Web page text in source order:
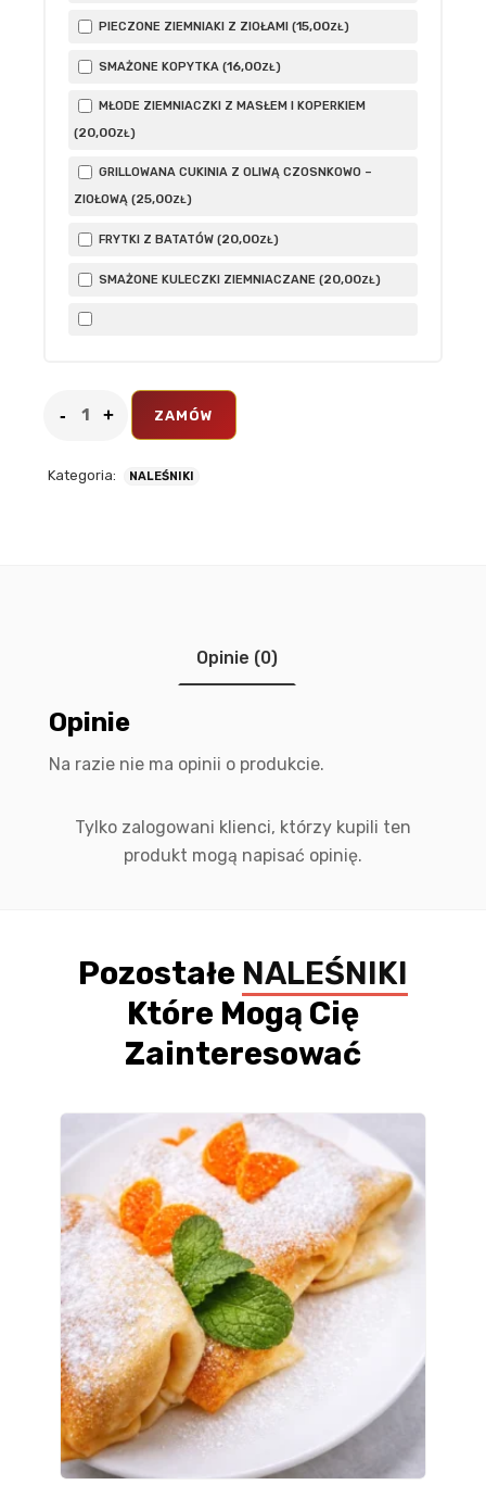
PIECZONE ZIEMNIAKI Z ZIOŁAMI (15,00ZŁ)
SMAŻONE KOPYTKA (16,00ZŁ)
MŁODE ZIEMNIACZKI Z MASŁEM I KOPERKIEM
(20,00ZŁ)
GRILLOWANA CUKINIA Z OLIWĄ CZOSNKOWO –
ZIOŁOWĄ (25,00ZŁ)
FRYTKI Z BATATÓW (20,00ZŁ)
SMAŻONE KULECZKI ZIEMNIACZANE (20,00ZŁ)
ZAMÓW
Kategoria: NALEŚNIKI
Opinie (0)
Opinie
Na razie nie ma opinii o produkcie.
Tylko zalogowani klienci, którzy kupili ten
produkt mogą napisać opinię.
Pozostałe NALEŚNIKI
Które Mogą Cię
Zainteresować